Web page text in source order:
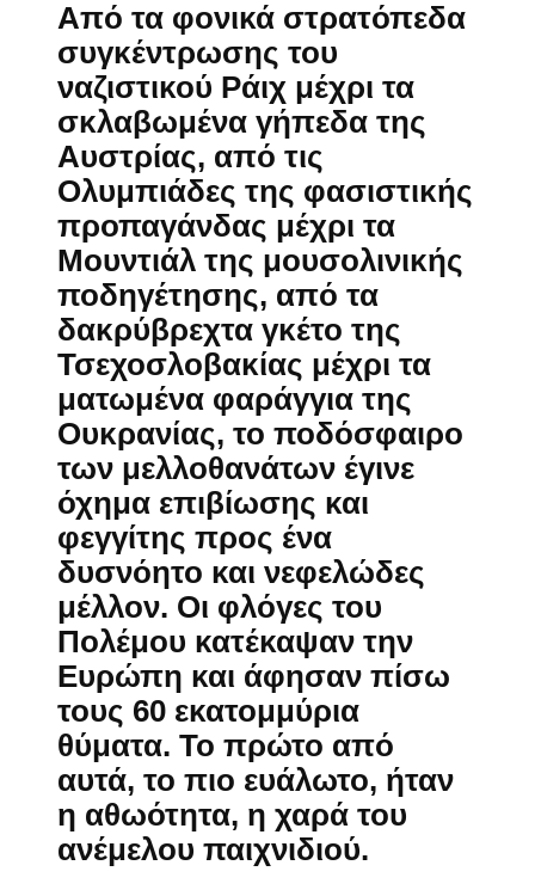
Από τα φονικά στρατόπεδα
συγκέντρωσης του
ναζιστικού Ράιχ μέχρι τα
σκλαβωμένα γήπεδα της
Αυστρίας, από τις
Ολυμπιάδες της φασιστικής
προπαγάνδας μέχρι τα
Μουντιάλ της μουσολινικής
ποδηγέτησης, από τα
δακρύβρεχτα γκέτο της
Τσεχοσλοβακίας μέχρι τα
ματωμένα φαράγγια της
Ουκρανίας, το ποδόσφαιρο
των μελλοθανάτων έγινε
όχημα επιβίωσης και
φεγγίτης προς ένα
δυσνόητο και νεφελώδες
μέλλον. Οι φλόγες του
Πολέμου κατέκαψαν την
Ευρώπη και άφησαν πίσω
τους 60 εκατομμύρια
θύματα. Το πρώτο από
αυτά, το πιο ευάλωτο, ήταν
η αθωότητα, η χαρά του
ανέμελου παιχνιδιού.